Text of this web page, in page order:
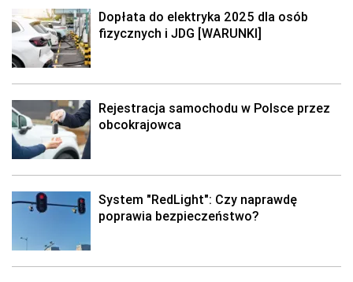
Dopłata do elektryka 2025 dla osób
fizycznych i JDG [WARUNKI]
Rejestracja samochodu w Polsce przez
obcokrajowca
System "RedLight": Czy naprawdę
poprawia bezpieczeństwo?